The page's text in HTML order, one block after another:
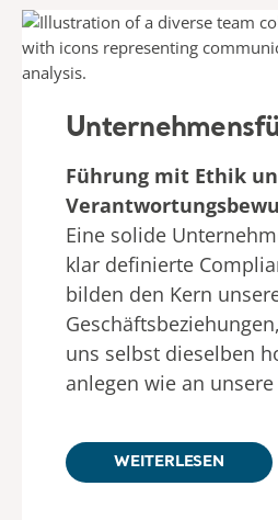
Führung mit Ethik
Eine solide
klar definierte
bilden den Kern
uns selbst dieselben
anlegen wie an
WEITERLESEN